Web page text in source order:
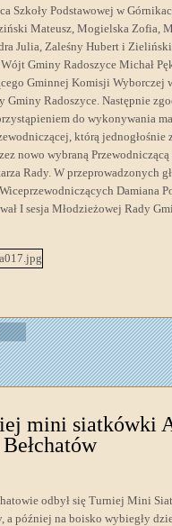
Szkoły Podstawowej w
Mateusz, Mogielska Zofia,
Julia, Zaleśny Hubert i
Gminy Radoszyce Michał
Gminnej Komisji Wyborczej
Radoszyce. Następnie
do wykonywania
którą
nowo wybraną
Rady. W przeprowadzonych
Damiana
I sesja Młodzieżowej Rady
mini siatkówki
odbył się Turniej Mini
a później na boisko wybiegły